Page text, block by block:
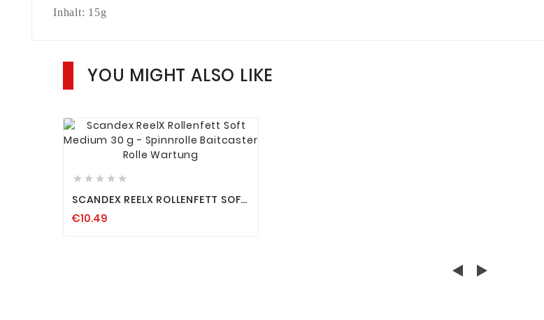
Inhalt: 15g
YOU MIGHT ALSO LIKE
 
    
SCANDEX REELX ROLLENFETT SOFT
BAITCASTER ROLLE WARTUNG
€10.49